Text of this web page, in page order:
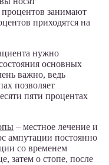
процентов занимают
приходятся на
нужно
основных
важно, ведь
позволяет
пяти процентах
– местное лечение и
ампутации постоянно
со временем
затем о стопе, после